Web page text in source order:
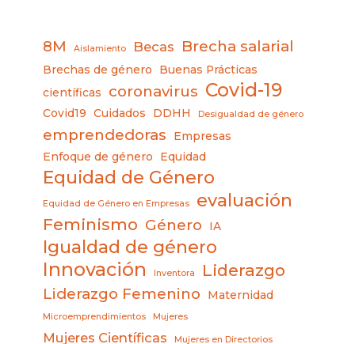
8M Aislamiento Becas Brecha salarial
Brechas de género
Buenas Prácticas
científicas
coronavirus Covid-19
Covid19 Cuidados DDHH Desigualdad de género
emprendedoras
Empresas
Enfoque de género
Equidad
Equidad de Género
Equidad de Género en Empresas evaluación
Feminismo Género IA
Igualdad de género
Innovación Inventora Liderazgo
Liderazgo Femenino Maternidad
Microemprendimientos Mujeres
Mujeres Científicas Mujeres en Directorios